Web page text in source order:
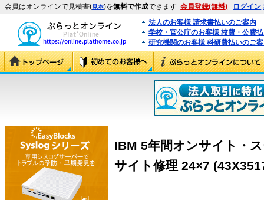
会員はオンラインで見積書(見本)を無料で作成できます 会員登録(無料) ログイン
法人のお客様 請求書払いのご案内
学校・官公庁のお客様 校費・公費
研究機関のお客様 科研費払いのご
IBM 5年間オンサイト・
サイト修理 24×7